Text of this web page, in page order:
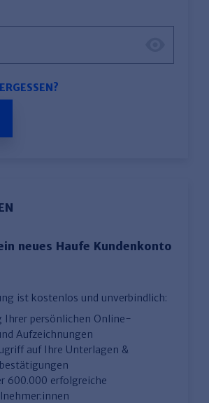
neues Haufe Kundenkonto
ist kostenlos und unverbindlich:
Ihrer persönlichen Online-
Aufzeichnungen
auf Ihre Unterlagen &
600.000 erfolgreiche